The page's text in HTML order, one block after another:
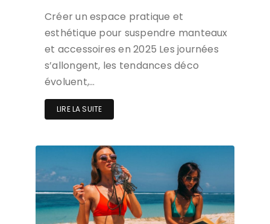
Créer un espace pratique et
esthétique pour suspendre manteaux
et accessoires en 2025 Les journées
s’allongent, les tendances déco
évoluent,…
LIRE LA SUITE